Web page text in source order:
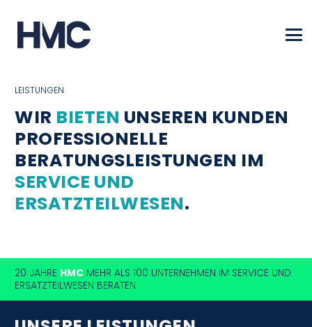
LEISTUNGEN
WIR BIETEN UNSEREN KUNDEN
PROFESSIONELLE
BERATUNGSLEISTUNGEN IM
SERVICE UND
ERSATZTEILWESEN.
20 JAHRE HMC MEHR ALS 100 UNTERNEHMEN IM SERVICE UND
ERSATZTEILWESEN BERATEN